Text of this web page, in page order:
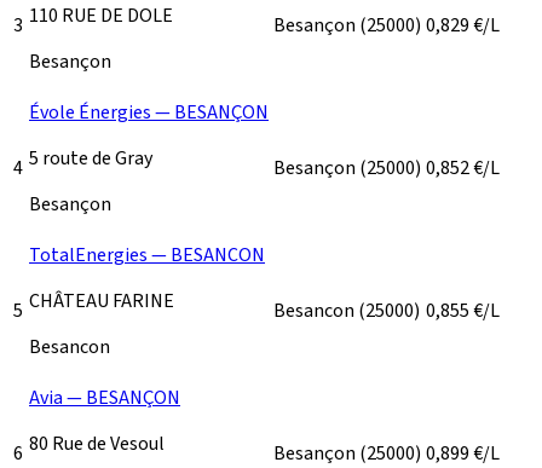
3 110 RUE DE DOLE
Besançon
Besançon (25000) 0,829€/L
4
Évole Énergies — BESANÇON
5 route de Gray
Besançon
Besançon (25000) 0,852€/L
5
TotalEnergies — BESANCON
CHÂTEAU FARINE
Besancon
Besancon (25000) 0,855€/L
6
Avia — BESANÇON
80 Rue de Vesoul
Besançon (25000) 0,899€/L